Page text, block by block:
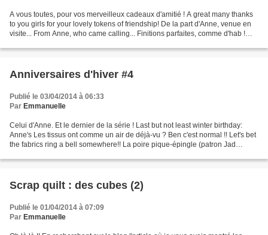
A vous toutes, pour vos merveilleux cadeaux d'amitié ! A great many thanks
to you girls for your lovely tokens of friendship! De la part d'Anne, venue en
visite... From Anne, who came calling... Finitions parfaites, comme d'hab !
Anniversaires d'hiver #4
Publié le 03/04/2014 à 06:33
Par Emmanuelle
Celui d'Anne. Et le dernier de la série ! Last but not least winter birthday:
Anne's Les tissus ont comme un air de déjà-vu ? Ben c'est normal !! Let's bet
the fabrics ring a bell somewhere!! La poire pique-épingle (patron Jad
Scrap quilt : des cubes (2)
Publié le 01/04/2014 à 07:09
Par Emmanuelle